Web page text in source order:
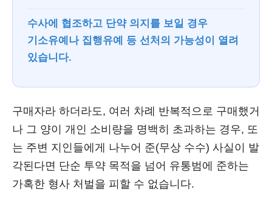
수사에 협조하고 단약 의지를 보일 경우
기소유예나 집행유예 등 선처의 가능성이 열려
있습니다.
구매자라 하더라도, 여러 차례 반복적으로 구매했거
나 그 양이 개인 소비량을 명백히 초과하는 경우, 또
는 주변 지인들에게 나누어 준(무상 수수) 사실이 발
각된다면 단순 투약 목적을 넘어 유통범에 준하는
가혹한 형사 처벌을 피할 수 없습니다.